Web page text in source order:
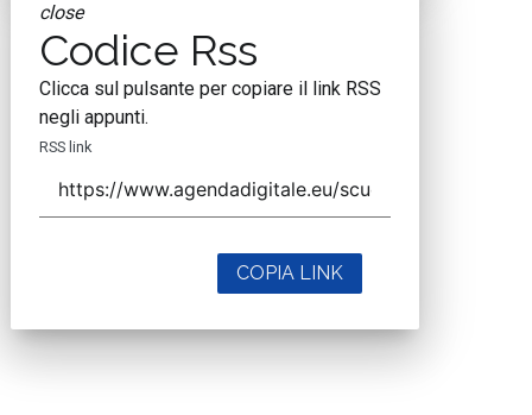
close
Codice Rss
Clicca sul pulsante per copiare il link RSS
negli appunti.
RSS link
COPIA LINK